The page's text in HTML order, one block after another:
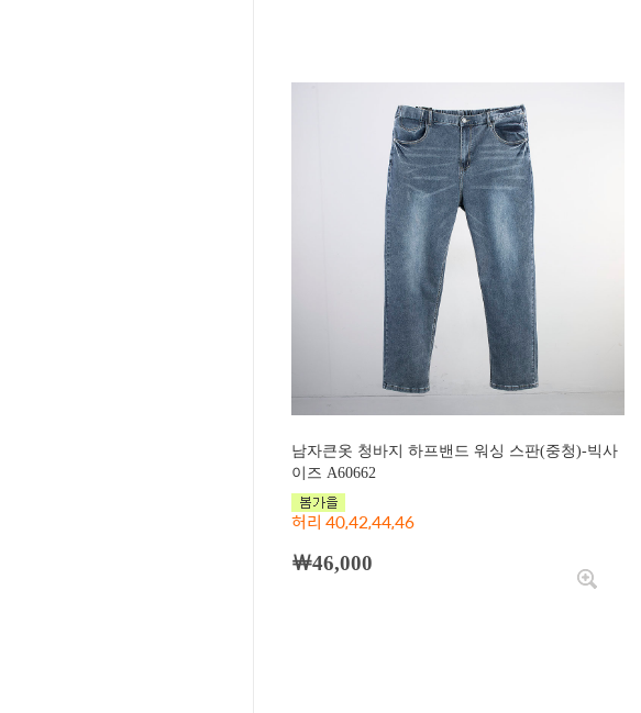
남자큰옷 청바지 하프밴드 워싱 스판(중청)-빅사
이즈 A60662
허리 40,42,44,46
￦46,000